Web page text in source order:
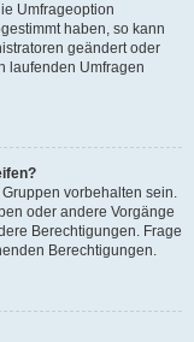
Umfrageoption
haben, so kann
geändert oder
laufenden Umfragen
vorbehalten sein.
oder andere Vorgänge
Berechtigungen. Frage
Berechtigungen.